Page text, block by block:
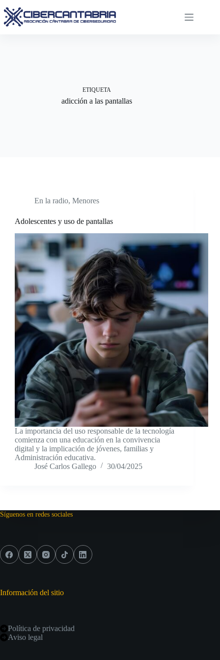
al
contenido
ETIQUETA
adicción a las pantallas
En la radio, Menores
Adolescentes y uso de pantallas
La importancia del uso responsable de la tecnología
comienza con una educación en la convivencia
digital y la implicación de jóvenes, familias y
Administración educativa.
José Carlos Gallego
30/04/2025
Síguenos en redes sociales
Información del sitio
Política de privacidad
Aviso legal